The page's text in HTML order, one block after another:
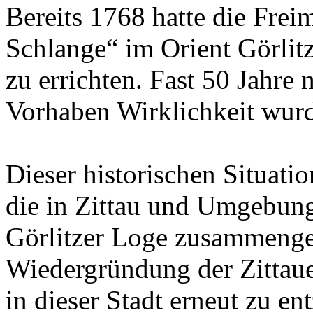
Bereits 1768 hatte die
Schlange“ im Orient
zu errichten. Fast 50 Jahre
Vorhaben Wirklichkeit
Dieser historischen
die in Zittau und
Görlitzer Loge
Wiedergründung der
in dieser Stadt erneut zu